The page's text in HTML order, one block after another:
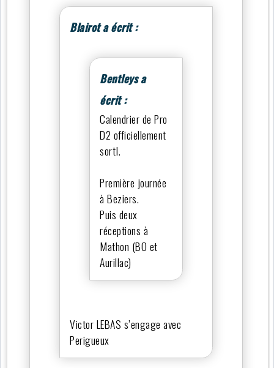
Blairot a écrit :
Bentleys a
écrit :
Calendrier de Pro
D2 officiellement
sortI.
Première journée
à Beziers.
Puis deux
réceptions à
Mathon (BO et
Aurillac)
Victor LEBAS s’engage avec
Perigueux